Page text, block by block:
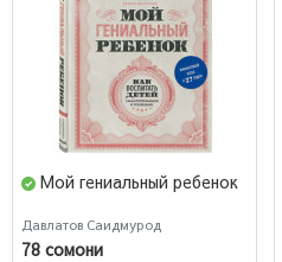
Мой гениальный ребенок
Давлатов Саидмурод
78 сомони